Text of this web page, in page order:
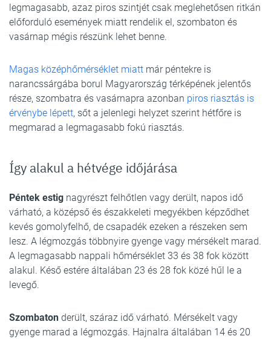
legmagasabb, azaz piros szintjét csak meglehetősen ritkán
előforduló események miatt rendelik el, szombaton és
vasárnap mégis részünk lehet benne.
Magas középhőmérséklet miatt már péntekre is
narancssárgába borul Magyarország térképének jelentős
része, szombatra és vasárnapra azonban piros riasztás is
érvénybe lépett, sőt a jelenlegi helyzet szerint hétfőre is
megmarad a legmagasabb fokú riasztás.
Így alakul a hétvége időjárása
Péntek estig nagyrészt felhőtlen vagy derült, napos idő
várható, a középső és északkeleti megyékben képződhet
kevés gomolyfelhő, de csapadék ezeken a részeken sem
lesz. A légmozgás többnyire gyenge vagy mérsékelt marad.
A legmagasabb nappali hőmérséklet 33 és 38 fok között
alakul. Késő estére általában 23 és 28 fok közé hűl le a
levegő.
Szombaton derült, száraz idő várható. Mérsékelt vagy
gyenge marad a légmozgás. Hajnalra általában 14 és 20